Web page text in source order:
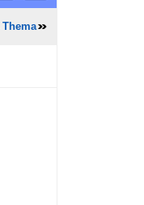
Thema